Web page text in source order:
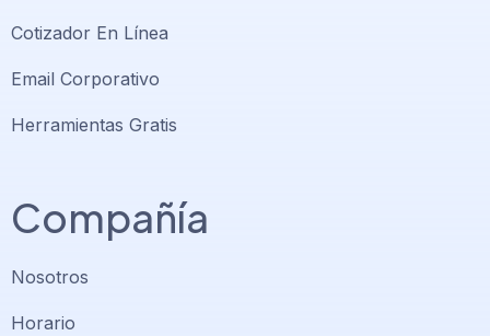
Cotizador En Línea
Email Corporativo
Herramientas Gratis
Compañía
Nosotros
Horario